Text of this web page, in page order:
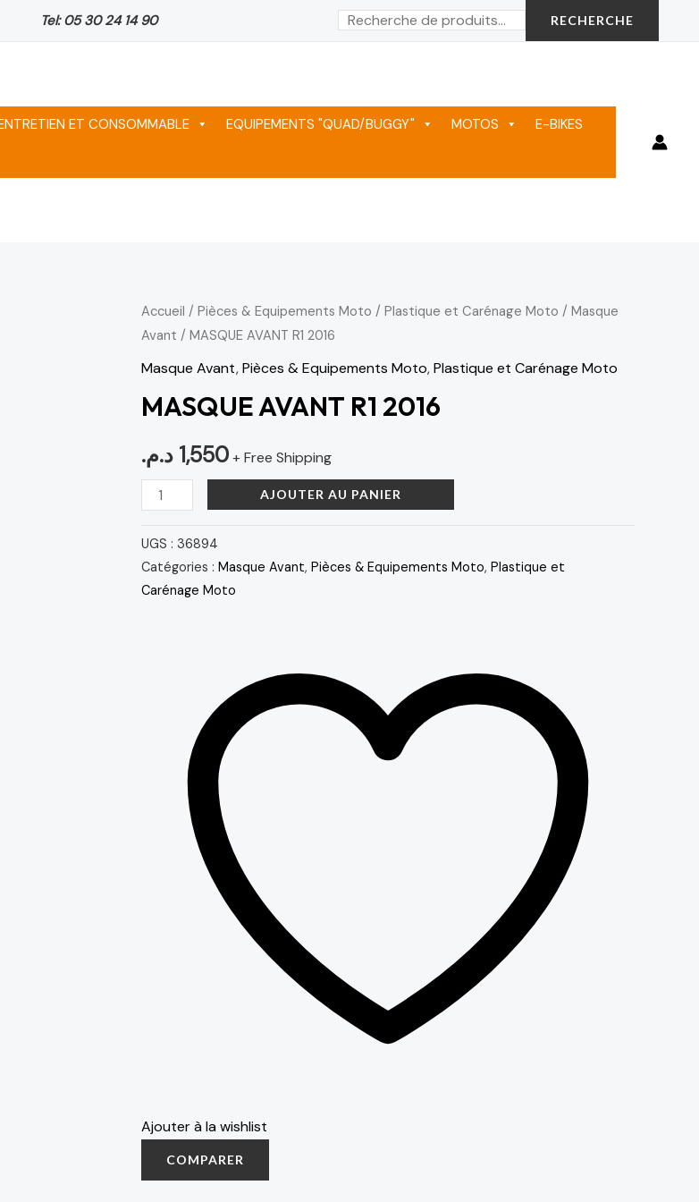
Tel: 05 30 24 14 90 Rechercher RECHERCHE
ET CONSOMMABLE EQUIPEMENTS "QUAD/BUGGY" MOTOS
E-BIKES
Accueil / Pièces & Equipements Moto / Plastique et Carénage Moto / Masque
Avant / MASQUE AVANT R1 2016
Masque Avant,Pièces & Equipements Moto,Plastique et Carénage Moto
MASQUE AVANT R1 2016
1,550 د.م. + Free Shipping
quantité
de
MASQUE
R1
AJOUTER AU PANIER
UGS : 36894
Catégories : Masque Avant, Pièces & Equipements Moto, Plastique et
Carénage Moto
Ajouter à la wishlist
COMPARER